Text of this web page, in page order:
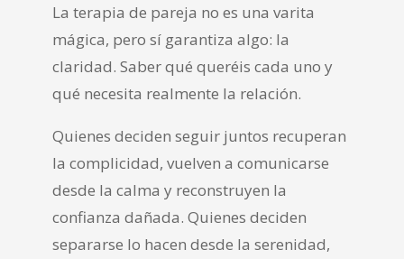
La terapia de pareja no es una varita
mágica, pero sí garantiza algo: la
claridad. Saber qué queréis cada uno y
qué necesita realmente la relación.
Quienes deciden seguir juntos recuperan
la complicidad, vuelven a comunicarse
desde la calma y reconstruyen la
confianza dañada. Quienes deciden
separarse lo hacen desde la serenidad,